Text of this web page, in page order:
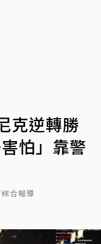
克逆轉勝
怕」靠警
合報導